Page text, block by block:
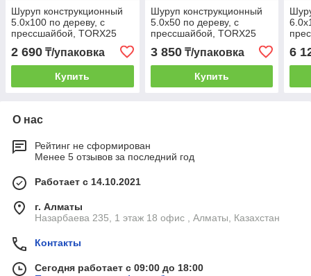
Шуруп конструкционный
5.0х100 по дереву, с
прессшайбой, TORX25
(100 шт в карт. уп.)
STARFIX
2 690 ₸/упаковка
Купить
Шуруп конструкционный
5.0х50 по дереву, с
прессшайбой, TORX25
(250 шт в карт. уп.)
STARFIX
3 850₸/упаковка
Купить
6
О нас
Рейтинг не сформирован
Менее 5 отзывов за последний год
Работает с 14.10.2021
г. Алматы
Назарбаева 235, 1 этаж 18 офис , Алматы, Казахстан
Контакты
Сегодня работает с 09:00 до 18:00